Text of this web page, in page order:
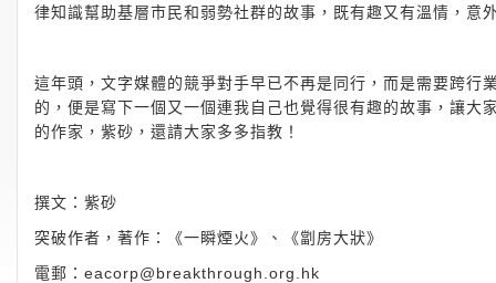
律知識幫助基層市民和弱勢社群的故事，既有趣又有溫情，意
這年頭，文字媒體的競爭對手早已不再是同行，而是需要跨
的，便是寫下一個又一個連我自己也覺得很有趣的故事，讓
的作家，紫砂，還請大家多多指教！
撰文：紫砂
突破作者，著作：《一瞬煙火》、《劏房大狀》
電郵： eacorp@breakthrough.org.hk